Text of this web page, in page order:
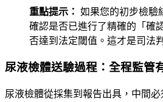
重點提示： 如果您的初步檢驗
確認是否已進行了精確的「確
否達到法定閾值。這才是司法
尿液檢體送驗過程：全程監管
尿液檢體從採集到報告出具，中間